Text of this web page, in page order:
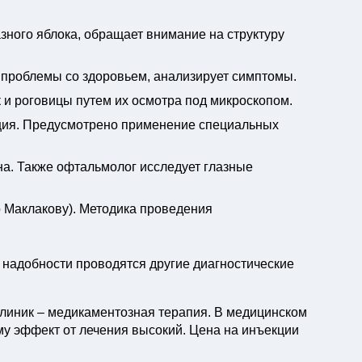
яблока, обращает внимание на структуру
со здоровьем, анализирует симптомы.
роговицы путем их осмотра под микроскопом.
Предусмотрено применение специальных
Также офтальмолог исследует глазные
Методика проведения
проводятся другие диагностические
– медикаментозная терапия. В медицинском
эффект от лечения высокий. Цена на инъекции